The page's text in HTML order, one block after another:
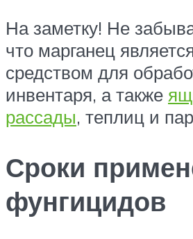
На заметку! Не
что марганец
средством для
инвентаря, а также
рассады, теплиц и
Сроки
фунгицидов